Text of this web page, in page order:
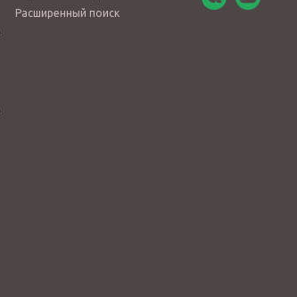
Расширенный поиск